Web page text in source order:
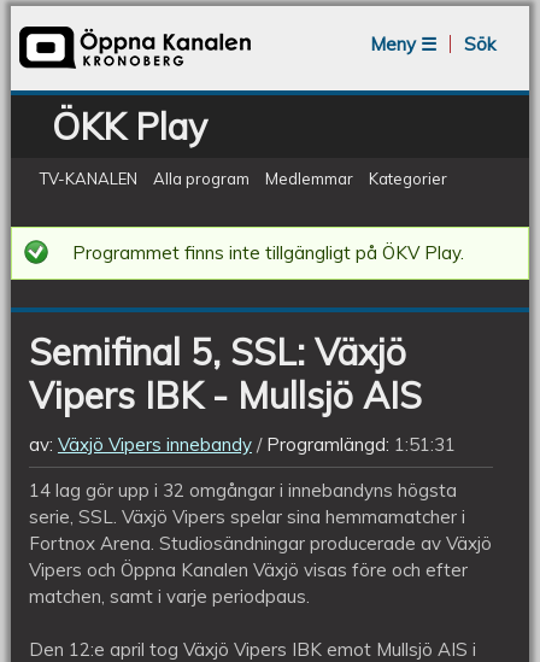
Meny ☰
Sök
ÖKK Play
TV-KANALEN Alla program Medlemmar Kategorier
Semifinal
5,
SSL:
Växjö
Vipers
IBK
Mullsjö
AIS
Programmet finns inte tillgängligt på ÖKV Play.
Semifinal 5, SSL: Växjö
Vipers IBK - Mullsjö AIS
av: Växjö Vipers innebandy Programlängd: 1:51:31
14 lag gör upp i 32 omgångar i innebandyns högsta
serie, SSL. Växjö Vipers spelar sina hemmamatcher i
Fortnox Arena. Studiosändningar producerade av Växjö
Vipers och Öppna Kanalen Växjö visas före och efter
matchen, samt i varje periodpaus.
Den 12:e april tog Växjö Vipers IBK emot Mullsjö AIS i